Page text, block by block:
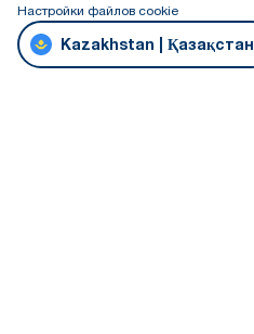
Настройки файлов cookie
Kazakhstan | Қазақстан